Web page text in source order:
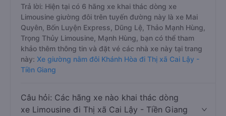
Trả lời: Hiện tại có 6 hãng xe khai thác dòng xe
Limousine giường đôi trên tuyến đường này là xe Mai
Quyên, Bốn Luyện Express, Dũng Lệ, Thảo Mạnh Hùng,
Trọng Thủy Limousine, Mạnh Hùng, bạn có thể tham
khảo thêm thông tin và đặt vé các nhà xe này tại trang
này: Xe giường nằm đôi Khánh Hòa đi Thị xã Cai Lậy -
Tiền Giang
Câu hỏi: Các hãng xe nào khai thác dòng
xe Limousine đi Thị xã Cai Lậy - Tiền Giang